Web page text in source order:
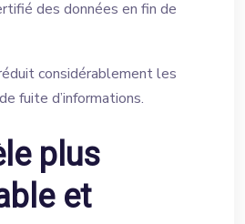
des données en fin de
considérablement les
fuite d’informations.
plus
et